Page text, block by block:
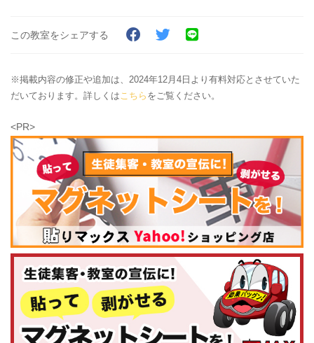
この教室をシェアする
※掲載内容の修正や追加は、2024年12月4日より有料対応とさせていた
だいております。詳しくは こちら をご覧ください。
<PR>